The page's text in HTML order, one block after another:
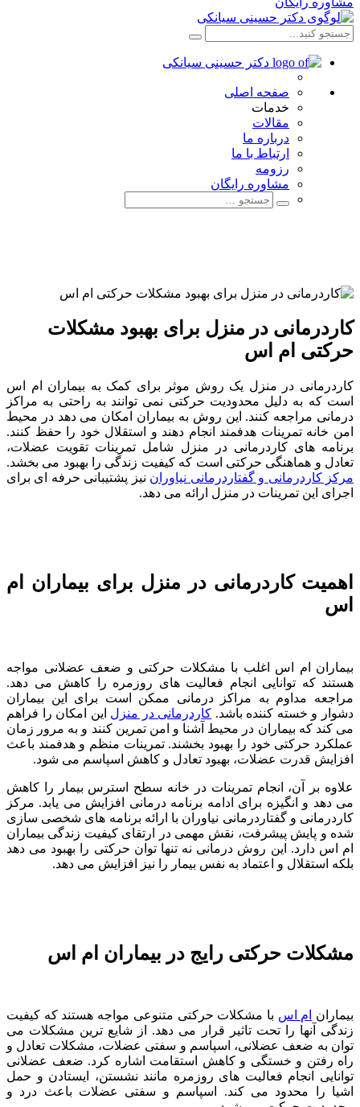
صفحه اصلی
خدمات
مقالات
درباره ما
ارتباط با ما
رزومه
مشاوره رایگان
کاردرمانی در منزل برای بهبود مشکلات
حرکتی ام اس
کاردرمانی در منزل یک روش موثر برای کمک به بیماران ام اس
است که به دلیل محدودیت حرکتی نمی توانند به راحتی به مراکز
درمانی مراجعه کنند. این روش به بیماران امکان می دهد در محیط
امن خانه تمرینات هدفمند انجام دهند و استقلال خود را حفظ کنند.
برنامه های کاردرمانی در منزل شامل تمرینات تقویت عضلات،
تعادل و هماهنگی حرکتی است که کیفیت زندگی را بهبود می بخشد.
مرکز کاردرمانی و گفتاردرمانی نیاوران نیز پشتیبانی حرفه ای برای
اجرای این تمرینات در منزل ارائه می دهد.
اهمیت کاردرمانی در منزل برای بیماران ام
اس
بیماران ام اس اغلب با مشکلات حرکتی و ضعف عضلانی مواجه
هستند که توانایی انجام فعالیت های روزمره را کاهش می دهد.
مراجعه مداوم به مراکز درمانی ممکن است برای این بیماران
دشوار و خسته کننده باشد. کاردرمانی در منزل این امکان را فراهم
می کند که بیماران در محیط آشنا و امن تمرین کنند و به مرور زمان
عملکرد حرکتی خود را بهبود بخشند. تمرینات منظم و هدفمند باعث
افزایش قدرت عضلات، بهبود تعادل و کاهش اسپاسم می شود.
علاوه بر آن، انجام تمرینات در خانه سطح استرس بیمار را کاهش
می دهد و انگیزه برای ادامه برنامه درمانی افزایش می یابد. مرکز
کاردرمانی و گفتاردرمانی نیاوران با ارائه برنامه های شخصی سازی
شده و پایش پیشرفت، نقش مهمی در ارتقای کیفیت زندگی بیماران
ام اس دارد. این روش درمانی نه تنها توان حرکتی را بهبود می دهد
بلکه استقلال و اعتماد به نفس بیمار را نیز افزایش می دهد.
مشکلات حرکتی رایج در بیماران ام اس
بیماران ام اس با مشکلات حرکتی متنوعی مواجه هستند که کیفیت
زندگی آنها را تحت تاثیر قرار می دهد. از شایع ترین مشکلات می
توان به ضعف عضلانی، اسپاسم و سفتی عضلات، مشکلات تعادل و
راه رفتن و خستگی و کاهش استقامت اشاره کرد. ضعف عضلانی
توانایی انجام فعالیت های روزمره مانند نشستن، ایستادن و حمل
اشیا را محدود می کند. اسپاسم و سفتی عضلات باعث درد و